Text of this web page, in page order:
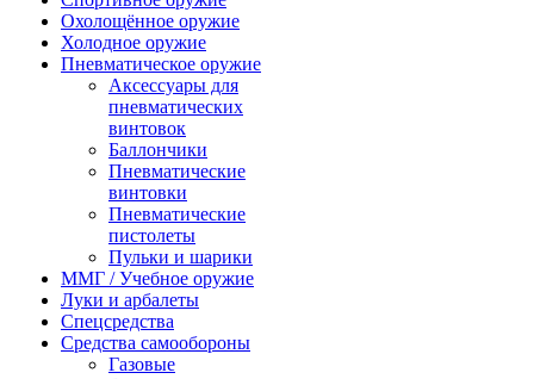
Охолощённое оружие
Холодное оружие
Пневматическое оружие
Аксессуары для
пневматических
винтовок
Баллончики
Пневматические
винтовки
Пневматические
пистолеты
Пульки и шарики
ММГ / Учебное оружие
Луки и арбалеты
Спецсредства
Средства самообороны
Газовые